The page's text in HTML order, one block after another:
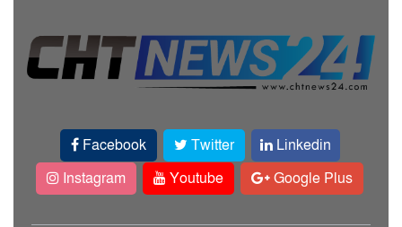
Facebook Twitter
Linkedin
Instagram
Youtube Google Plus